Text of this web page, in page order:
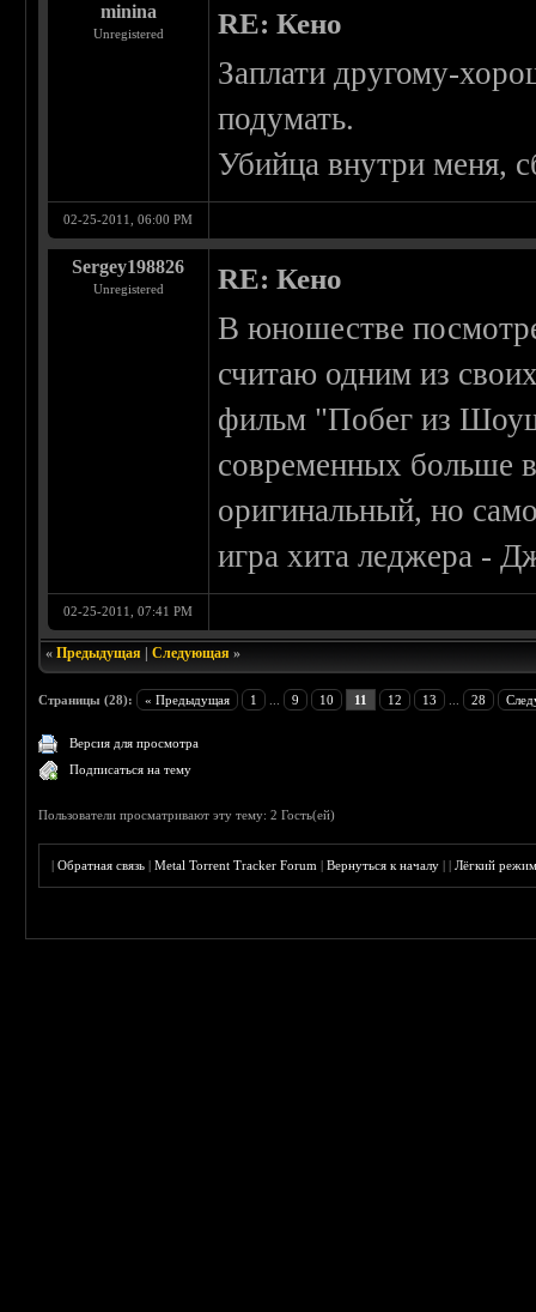
minina
Unregistered RE: Кено
Заплати другому-
подумать.
Убийца внутри меня,
02-25-2011, 06:00 PM
Sergey198826
Unregistered RE: Кено
В юношестве
считаю одним из
фильм "Побег из
современных больше
оригинальный, но
игра хита леджера -
02-25-2011, 07:41 PM
«Предыдущая |Следующая »
Страницы (28): « Предыдущая 1 9 10 11 12 13 28
Версия для просмотра
Подписаться на тему
Пользователи просматривают эту тему: 2 Гость(ей)
|Обратная связь |Metal Torrent Tracker Forum |Вернуться к началу ||Лёгкий